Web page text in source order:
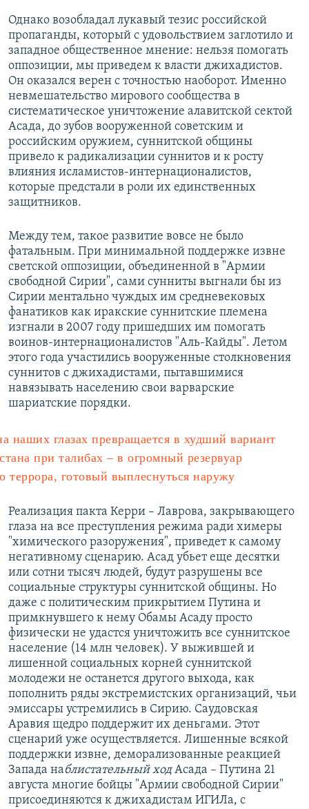
Однако возобладал лукавый тезис российской
пропаганды, который с удовольствием заглотило и
западное общественное мнение: нельзя помогать
оппозиции, мы приведем к власти джихадистов.
Он оказался верен с точностью наоборот. Именно
невмешательство мирового сообщества в
систематическое уничтожение алавитской сектой
Асада, до зубов вооруженной советским и
российским оружием, суннитской общины
привело к радикализации суннитов и к росту
влияния исламистов-интернационалистов,
которые предстали в роли их единственных
защитников.
Между тем, такое развитие вовсе не было
фатальным. При минимальной поддержке извне
светской оппозиции, объединенной в "Армии
свободной Сирии", сами сунниты выгнали бы из
Сирии ментально чуждых им средневековых
фанатиков как иракские суннитские племена
изгнали в 2007 году пришедших им помогать
воинов-интернационалистов "Аль-Кайды". Летом
этого года участились вооруженные столкновения
суннитов с джихадистами, пытавшимися
навязывать населению свои варварские
шариатские порядки.
наших глазах превращается в худший вариант
при талибах – в огромный резервуар
террора, готовый выплеснуться наружу
Реализация пакта Керри – Лаврова, закрывающего
глаза на все преступления режима ради химеры
"химического разоружения", приведет к самому
негативному сценарию. Асад убьет еще десятки
или сотни тысяч людей, будут разрушены все
социальные структуры суннитской общины. Но
даже с политическим прикрытием Путина и
примкнувшего к нему Обамы Асаду просто
физически не удастся уничтожить все суннитское
население (14 млн человек). У выжившей и
лишенной социальных корней суннитской
молодежи не останется другого выхода, как
пополнить ряды экстремистских организаций, чьи
эмиссары устремились в Сирию. Саудовская
Аравия щедро поддержит их деньгами. Этот
сценарий уже осуществляется. Лишенные всякой
поддержки извне, деморализованные реакцией
Запада наблистательный ходАсада – Путина 21
августа многие бойцы "Армии свободной Сирии"
присоединяются к джихадистам ИГИЛа, с